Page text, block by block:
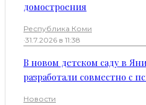
домостроения
Республика Коми
·31.7.2026 в 11:38
В новом детском саду в
разработали совместно с
Новости